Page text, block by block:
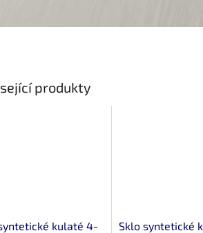
produkty
kulaté 4-
Sklo syntetické